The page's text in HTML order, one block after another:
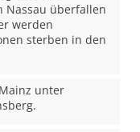
Nassau überfallen
werden
sterben in den
unter